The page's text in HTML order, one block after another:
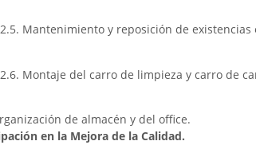
2.5. Mantenimiento y reposición de existencias
2.6. Montaje del carro de limpieza y carro de
de almacén y del office.
en la Mejora de la Calidad.